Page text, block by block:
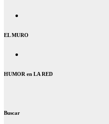
EL MURO
HUMOR en LA RED
Buscar